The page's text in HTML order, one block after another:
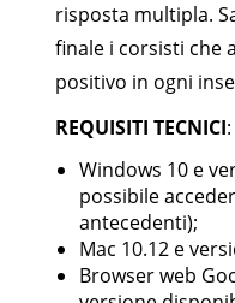
IINF-05/A
risposta multipla.
finale i corsisti che
positivo in ogni
REQUISITI TECNICI:
Windows 10 e
possibile
antecedenti);
Mac 10.12 e
Browser web